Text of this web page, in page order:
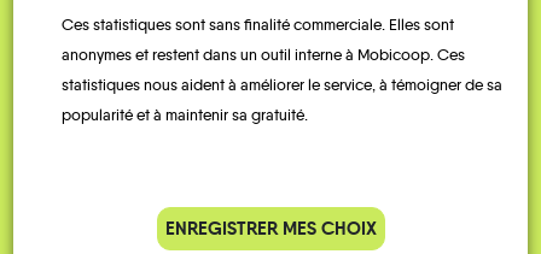
QUELQUES
Témoignages
Ces statistiques sont sans finalité commerciale. Elles sont
anonymes et restent dans un outil interne à Mobicoop. Ces
statistiques nous aident à améliorer le service, à témoigner de sa
popularité et à maintenir sa gratuité.
ENREGISTRER MES CHOIX